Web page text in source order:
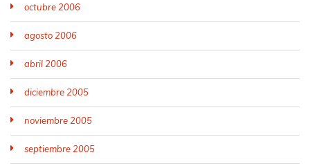
octubre 2006
agosto 2006
abril 2006
diciembre 2005
noviembre 2005
septiembre 2005